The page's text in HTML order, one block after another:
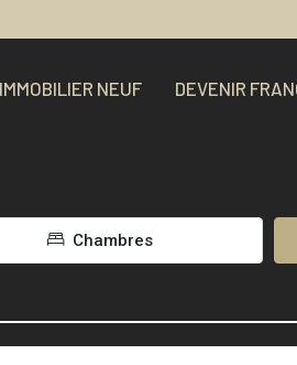
IMMOBILIER NEUF DEVENIR
Chambres